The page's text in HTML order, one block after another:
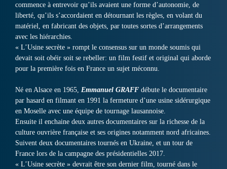
commence à entrevoir qu’ils avaient une forme d’autonomie, de
liberté, qu’ils s’accordaient en détournant les règles, en volant du
matériel, en fabricant des objets, par toutes sortes d’arrangements
avec les hiérarchies.
« L’Usine secrète » rompt le consensus sur un monde soumis qui
devait soit obéir soit se rebeller: un film festif et original qui aborde
pour la première fois en France un sujet méconnu.
Né en Alsace en 1965, Emmanuel GRAFF débute le documentaire
par hasard en filmant en 1991 la fermeture d’une usine sidérurgique
en Moselle avec une équipe de tournage lausannoise.
Ensuite il enchaine deux autres documentaires sur la richesse de la
culture ouvrière française et ses origines notamment nord africaines.
Suivent deux documentaires tournés en Ukraine, et un tour de
France lors de la campagne des présidentielles 2017.
« L’Usine secrète » devrait être son dernier film, tourné dans le